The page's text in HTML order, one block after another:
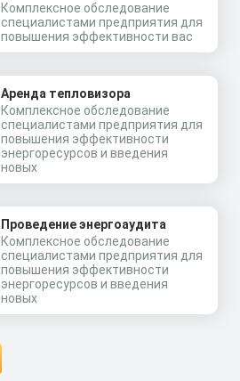
Комплексное обследование
специалистами предприятия для
повышения эффективности вас
Аренда тепловизора
Комплексное обследование
специалистами предприятия для
повышения эффективности
энергоресурсов и введения
новых
Проведение энергоаудита
Комплексное обследование
специалистами предприятия для
повышения эффективности
энергоресурсов и введения
новых